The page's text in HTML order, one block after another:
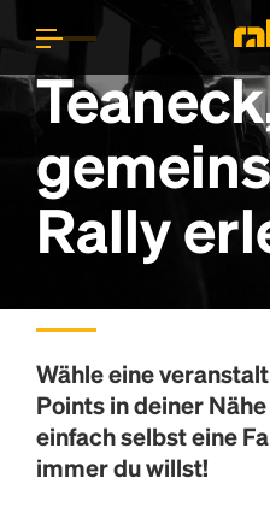
Rally
Wähle eine
Pointsin deiner
einfach selbst eine
immer du willst!